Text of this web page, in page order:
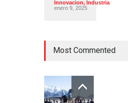
Innovacion, Industria
enero 9, 2025
Most Commented